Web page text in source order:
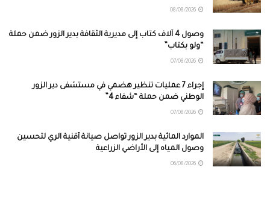
وصول 4 آلاف كتاب إلى مديرية الثقافة بدير الزور ضمن حملة
“ولو بكتاب”
إجراء 7 عمليات تنظير هضمي في مستشفى دير الزور
الوطني ضمن حملة “شفاء 4”
الموارد المائية بدير الزور تواصل صيانة أقنية الري لتحسين
وصول المياه إلى الأراضي الزراعية